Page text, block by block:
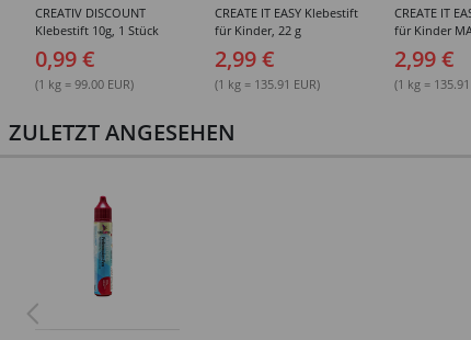
CREATIV DISCOUNT
Klebestift 10g, 1 Stück
0,99 €
(1 kg = 99.00 EUR)
CREATE IT EASY Klebestift
für Kinder, 22 g
2,99 €
(1 kg = 135.91 EUR)
CREATE IT
für Kinder
2,99 €
(1 kg =
ZULETZT ANGESEHEN